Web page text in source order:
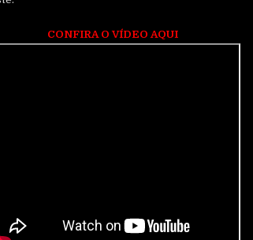
CONFIRA O VÍDEO AQUI